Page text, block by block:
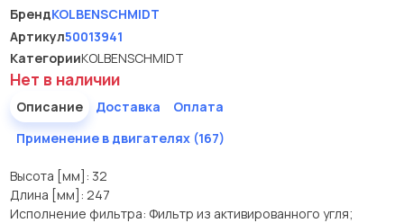
БрендKOLBENSCHMIDT
Артикул50013941
КатегорииKOLBENSCHMIDT
Нет в наличии
Описание Доставка
Оплата
Применение в двигателях (167)
Высота [мм]: 32
Длина [мм]: 247
Исполнение фильтра: Фильтр из активированного угля;